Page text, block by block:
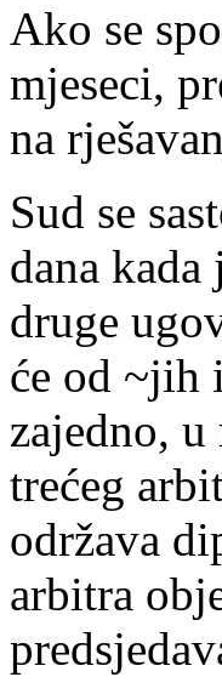
Ako se
mjeseci,
na
Sud se
dana
druge
će od ~jih
zajedno,
trećeg
održava
arbitra